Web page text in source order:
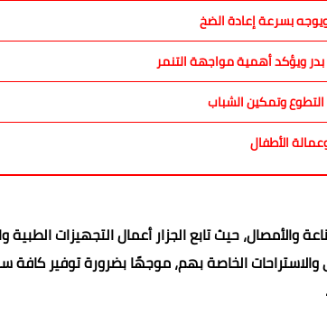
بسرعة إعادة الضخ
ويؤكد أهمية مواجهة التنمر
وتمكين الشباب
الأطفال
حيث تابع الجزار أعمال التجهيزات الطبية
الخاصة بهم، موجهًا بضرورة توفير كافة